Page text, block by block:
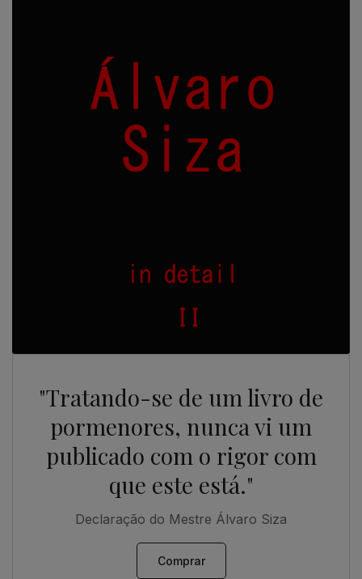
"Tratando-se de um livro de
pormenores, nunca vi um
publicado com o rigor com
que este está."
Declaração do Mestre Álvaro Siza
Comprar